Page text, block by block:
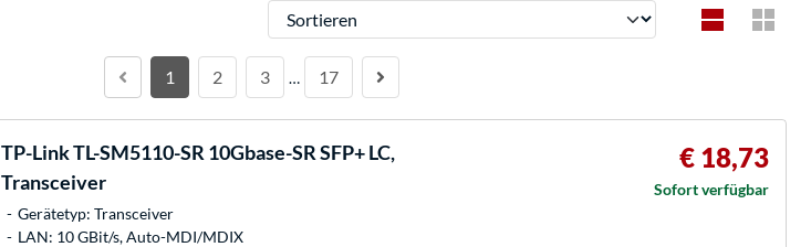
Sortieren
1 2 3 … 17
TP-LinkTL-SM5110-SR 10Gbase-SR SFP+ LC,
Transceiver
Gerätetyp: Transceiver
LAN: 10 GBit/s, Auto-MDI/MDIX
€ 18,73
Sofort verfügbar